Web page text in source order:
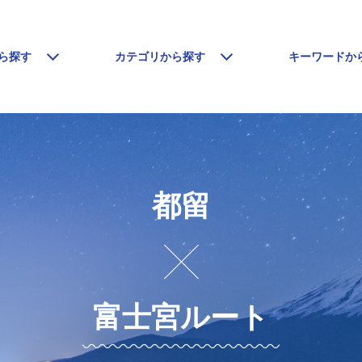
探す カテゴリから探す キーワードか
都留
富士宮ルート